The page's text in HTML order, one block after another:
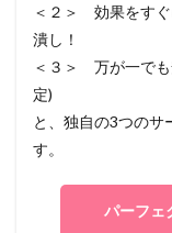
＜２＞ 効果をすぐ
潰し！
＜３＞ 万が一で
定)
と、独自の3つのサ
す。
パーフェ